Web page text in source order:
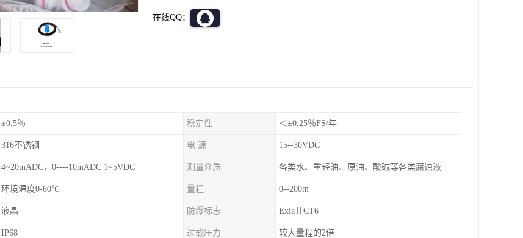
在线QQ：
±0.5％ 稳定性 ＜±0.25％FS/年
316不锈钢 电 源 15--30VDC
4~20mADC，0----10mADC 1~5VDC 测量介质 各类水、重轻油、原油、酸碱等各类腐蚀液
环境温度0-60℃ 量程 0--200m
液晶 防爆标志 ExiaⅡCT6
IP68 过载压力 较大量程的2倍